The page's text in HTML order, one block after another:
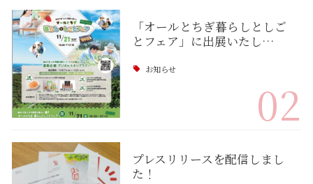
「オールとちぎ暮らしとしご
とフェア」に出展いたし…
お知らせ
02
プレスリリースを配信しまし
た！